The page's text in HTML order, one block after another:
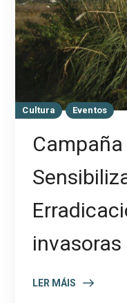
Cultura Eventos
Campaña
invasoras
LER MÁIS